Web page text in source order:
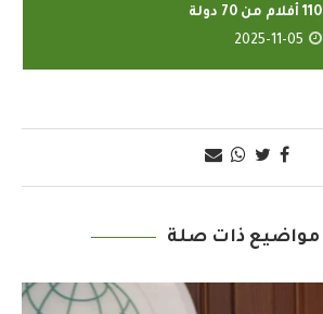
110 أفلام من 70 دولة
2025-11-05
مواضيع ذات صلة